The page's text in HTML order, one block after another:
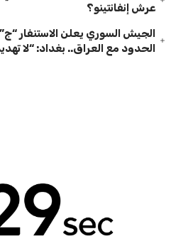
عرش إنفانتينو؟
الجيش السوري يعلن الاستنفار
الحدود مع العراق.. بغداد: “لا